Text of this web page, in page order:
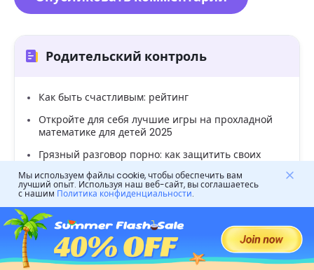
Родительский контроль
Как быть счастливым: рейтинг
Откройте для себя лучшие игры на прохладной
математике для детей 2025
Грязный разговор порно: как защитить своих
Эффективные занятия по социальным навыкам
для детей: руководство для родителей
10 подобных игр, таких как Blooket, чтобы играть
и повеселиться
Безопасно ли потоки: понимание его
Мы используем файлы cookie, чтобы обеспечить вам
лучший опыт. Используя наш веб-сайт, вы соглашаетесь
с нашим Политика конфиденциальности.